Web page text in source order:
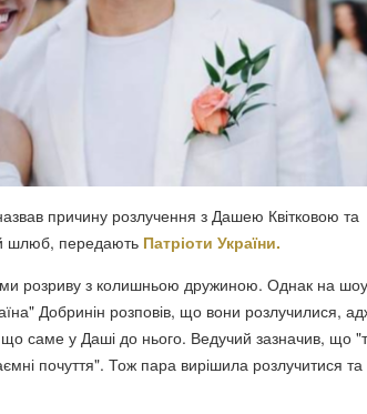
причину розлучення з Дашею Квітковою та
шлюб, передають Патріоти України.
розриву з колишньою дружиною. Однак на шоу
Добринін розповів, що вони розлучилися,
саме у Даші до нього. Ведучий зазначив, що
почуття". Тож пара вирішила розлучитися